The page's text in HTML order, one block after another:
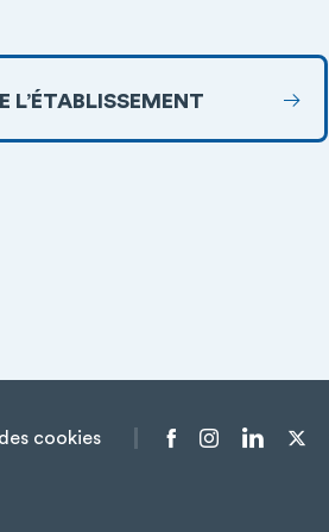
L’ÉTABLISSEMENT
cookies
Menu liens sociaux